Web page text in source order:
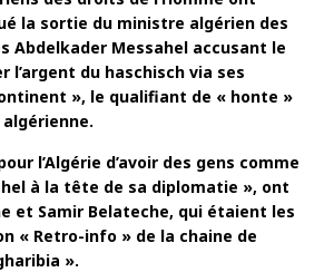
la sortie du ministre algérien des
Abdelkader Messahel accusant le
l’argent du haschisch via ses
», le qualifiant de « honte »
l’Algérie d’avoir des gens comme
à la tête de sa diplomatie », ont
et Samir Belateche, qui étaient les
« Retro-info » de la chaine de
».